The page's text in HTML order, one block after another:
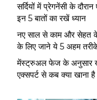
सर्द‍ियों में प्रेगनेंसी के
इन 5 बातों का रखें ध्यान
नए साल से काम और सेहत
के लिए जाने ये 5 अहम
मेंस्ट्रुअल फेज के अनुसार
एक्सपर्ट से कब क्या खाना